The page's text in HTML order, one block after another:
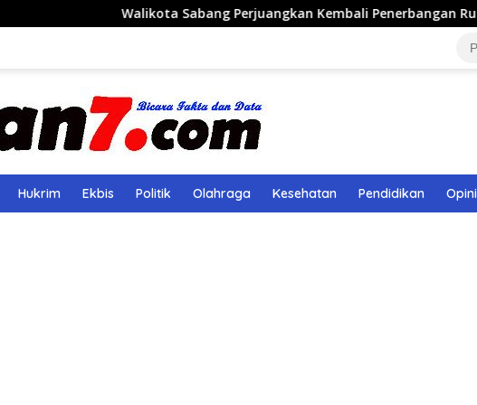
Walikota Sabang Perjuangkan Kembali Penerbangan Rute Sabang-Medan
Hukrim Ekbis Politik Olahraga Kesehatan Pendidikan Opini